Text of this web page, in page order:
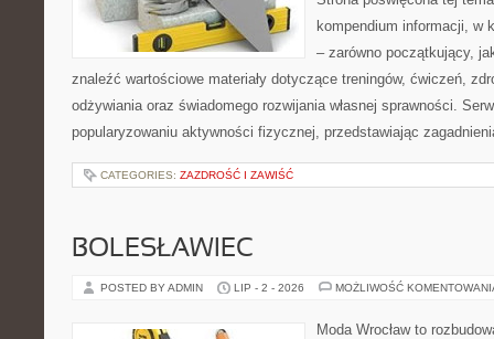
kompendium informacji, w
– zarówno początkujący,
znaleźć wartościowe materiały dotyczące treningów, ćwiczeń,
odżywiania oraz świadomego rozwijania własnej sprawności.
popularyzowaniu aktywności fizycznej, przedstawiając
CATEGORIES: ZAZDROŚĆ I ZAWIŚĆ
BOLESŁAWIEC
POSTED BY ADMIN LIP - 2 - 2026 MOŻLIWOŚĆ
Moda Wrocław to